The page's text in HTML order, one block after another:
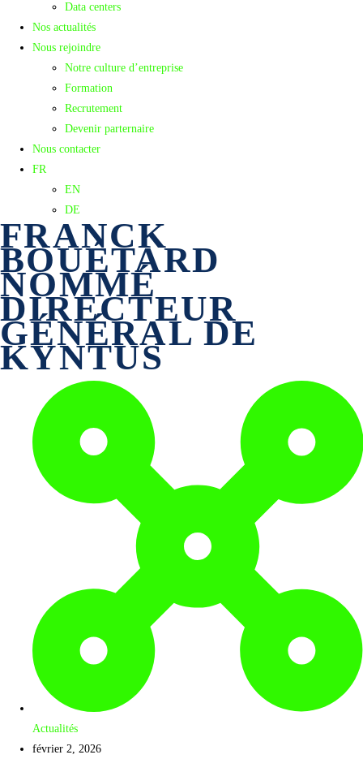
Data centers
Nos actualités
Nous rejoindre
Notre culture d’entreprise
Formation
Recrutement
Devenir parternaire
Nous contacter
FR
EN
DE
FRANCK
BOUÉTARD
NOMMÉ
DIRECTEUR
GÉNÉRAL DE
KYNTUS
Actualités
février 2, 2026